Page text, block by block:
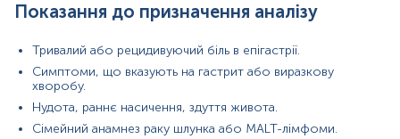
хвороби.
Нещодавній контакт із контамінованою їжею чи
Реінфекція після неповної ерадикації.
Супутні захворювання ШКТ, що сприяють
розмноженню бактерій.
Причини зниження рівня показників
Показання до призначення аналізу
Тривалий або рецидивуючий біль в епігастрії.
Симптоми, що вказують на гастрит або виразкову
хворобу.
Нудота, раннє насичення, здуття живота.
Сімейний анамнез раку шлунка або MALT-лімфоми.